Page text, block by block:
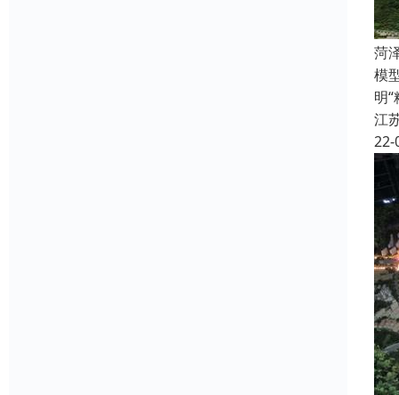
菏
模
明
江
22-